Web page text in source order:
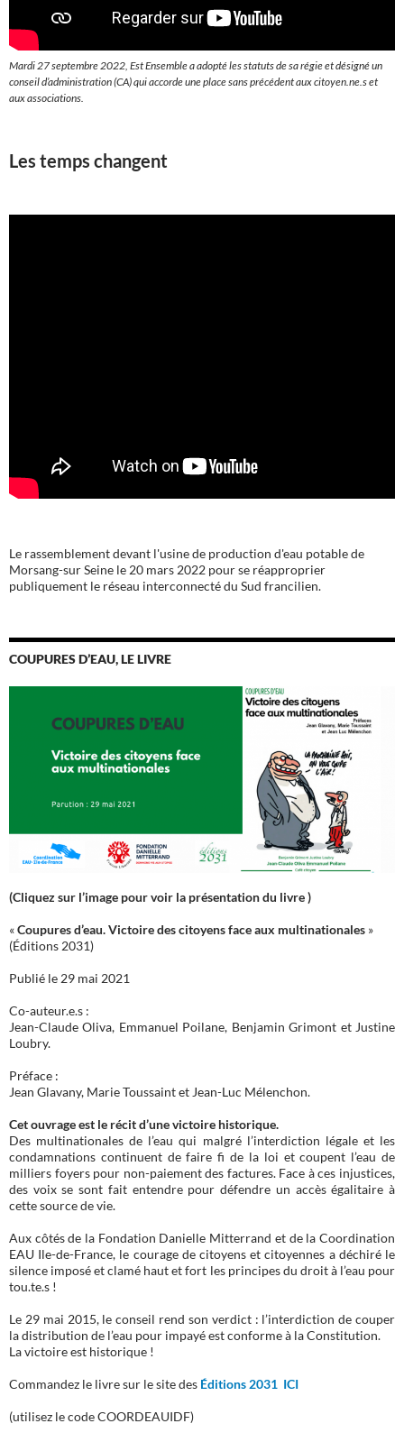
Mardi 27 septembre 2022, Est Ensemble a adopté les statuts de sa régie et désigné un
conseil d’administration (CA) qui accorde une place sans précédent aux citoyen.ne.s et
aux associations.
Les temps changent
Le rassemblement devant l'usine de production d'eau potable de
Morsang-sur Seine le 20 mars 2022 pour se réapproprier
publiquement le réseau interconnecté du Sud francilien.
COUPURES D’EAU, LE LIVRE
(Cliquez sur l’image pour voir la présentation du livre )
«Coupures d’eau. Victoire des citoyens face aux multinationales »
(Éditions 2031)
Publié le 29 mai 2021
Co-auteur.e.s :
Jean-Claude Oliva, Emmanuel Poilane, Benjamin Grimont et Justine
Loubry.
Préface :
Jean Glavany, Marie Toussaint et Jean-Luc Mélenchon.
Cet ouvrage est le récit d’une victoire historique.
Des multinationales de l’eau qui malgré l’interdiction légale et les
condamnations continuent de faire fi de la loi et coupent l’eau de
milliers foyers pour non-paiement des factures. Face à ces injustices,
des voix se sont fait entendre pour défendre un accès égalitaire à
cette source de vie.
Aux côtés de la Fondation Danielle Mitterrand et de la Coordination
EAU Ile-de-France, le courage de citoyens et citoyennes a déchiré le
silence imposé et clamé haut et fort les principes du droit à l’eau pour
tou.te.s !
Le 29 mai 2015, le conseil rend son verdict : l’interdiction de couper
la distribution de l’eau pour impayé est conforme à la Constitution.
La victoire est historique !
Commandez le livre sur le site des Éditions 2031 ICI
(utilisez le code COORDEAUIDF)